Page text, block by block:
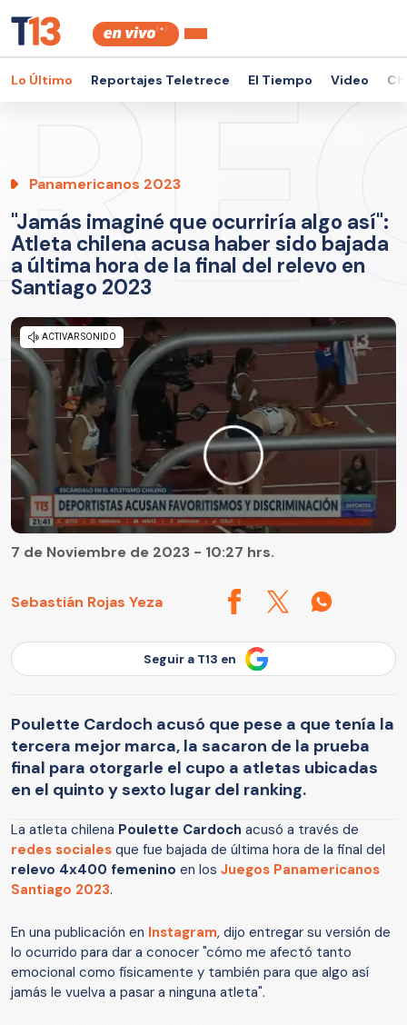
Lo Último Reportajes Teletrece El Tiempo Video
Panamericanos 2023
"Jamás imaginé que ocurriría algo así":
Atleta chilena acusa haber sido bajada
a última hora de la final del relevo en
Santiago 2023
Sebastián Rojas Yeza
7 de Noviembre de 2023 - 10:27 hrs.
Seguir a T13 en
Poulette Cardoch acusó que pese a que tenía la
tercera mejor marca, la sacaron de la prueba
final para otorgarle el cupo a atletas ubicadas
en el quinto y sexto lugar del ranking.
La atleta chilena Poulette Cardoch acusó a través de
redes sociales que fue bajada de última hora de la final del
relevo 4x400 femenino en los Juegos Panamericanos
Santiago 2023.
En una publicación en Instagram, dijo entregar su versión de
lo ocurrido para dar a conocer "cómo me afectó tanto
emocional como físicamente y también para que algo así
jamás le vuelva a pasar a ninguna atleta".